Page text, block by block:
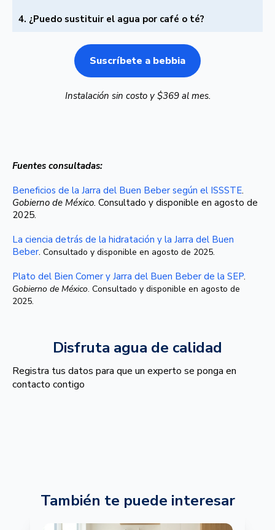
4. ¿Puedo sustituir el agua por café o té?
Suscríbete a bebbia
Instalación sin costo y $369 al mes.
Fuentes consultadas:
Beneficios de la Jarra del Buen Beber según el ISSSTE.
Gobierno de México. Consultado y disponible en agosto de
2025.
La ciencia detrás de la hidratación y la Jarra del Buen
Beber. Consultado y disponible en agosto de 2025.
Plato del Bien Comer y Jarra del Buen Beber de la SEP.
Gobierno de México. Consultado y disponible en agosto de
2025.
Disfruta agua de calidad
Registra tus datos para que un experto se ponga en
contacto contigo
También te puede interesar